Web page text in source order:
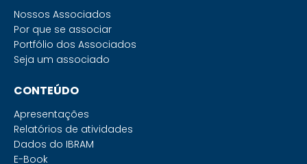
Nossos Associados
Por que se associar
Portfólio dos Associados
Seja um associado
CONTEÚDO
Apresentações
Relatórios de atividades
Dados do IBRAM
E-Book